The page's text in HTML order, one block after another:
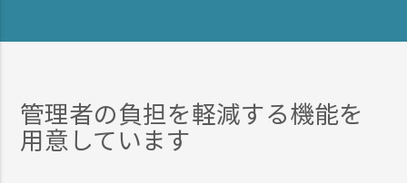
管理者の負担を軽減する機能を
用意しています